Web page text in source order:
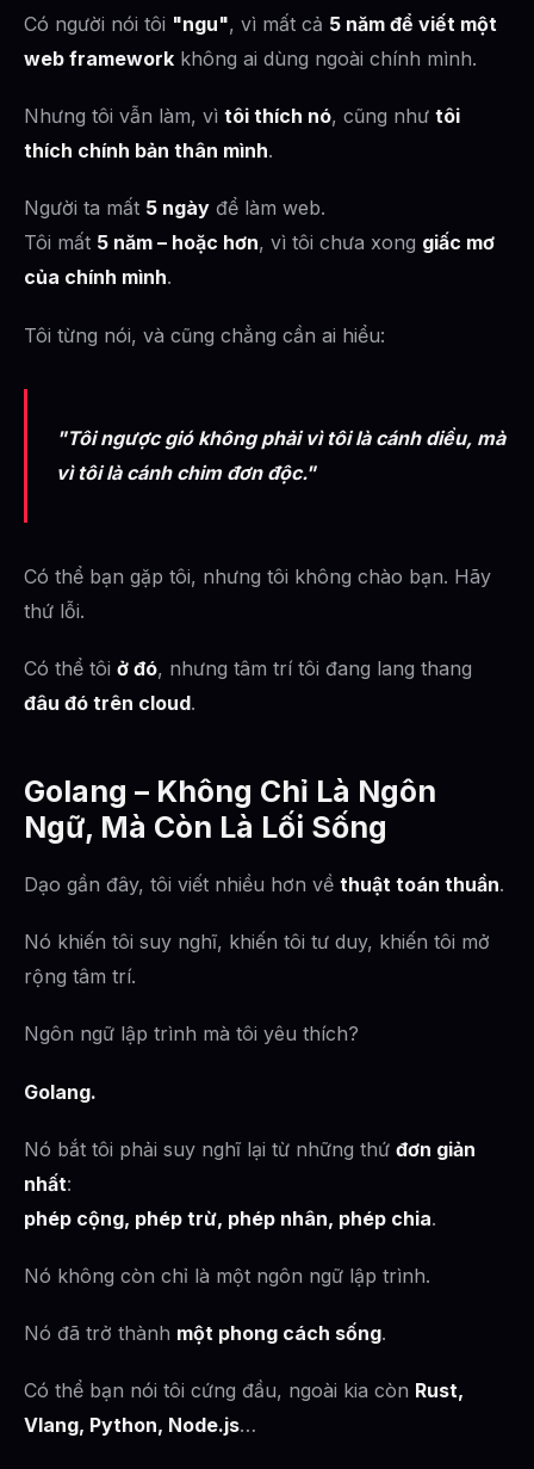
Có người nói tôi "ngu", vì mất cả 5 năm để viết một
web framework không ai dùng ngoài chính mình.
Nhưng tôi vẫn làm, vì tôi thích nó, cũng như tôi
thích chính bản thân mình.
Người ta mất 5 ngày để làm web.
Tôi mất 5 năm – hoặc hơn, vì tôi chưa xong giấc mơ
của chính mình.
Tôi từng nói, và cũng chẳng cần ai hiểu:
"Tôi ngược gió không phải vì tôi là cánh diều, mà
vì tôi là cánh chim đơn độc."
Có thể bạn gặp tôi, nhưng tôi không chào bạn. Hãy
thứ lỗi.
Có thể tôi ở đó, nhưng tâm trí tôi đang lang thang
đâu đó trên cloud.
Golang – Không Chỉ Là Ngôn
Ngữ, Mà Còn Là Lối Sống
Dạo gần đây, tôi viết nhiều hơn về thuật toán thuần.
Nó khiến tôi suy nghĩ, khiến tôi tư duy, khiến tôi mở
rộng tâm trí.
Ngôn ngữ lập trình mà tôi yêu thích?
Golang.
Nó bắt tôi phải suy nghĩ lại từ những thứ đơn giản
nhất:
phép cộng, phép trừ, phép nhân, phép chia.
Nó không còn chỉ là một ngôn ngữ lập trình.
Nó đã trở thành một phong cách sống.
Có thể bạn nói tôi cứng đầu, ngoài kia còn Rust,
Vlang, Python, Node.js…